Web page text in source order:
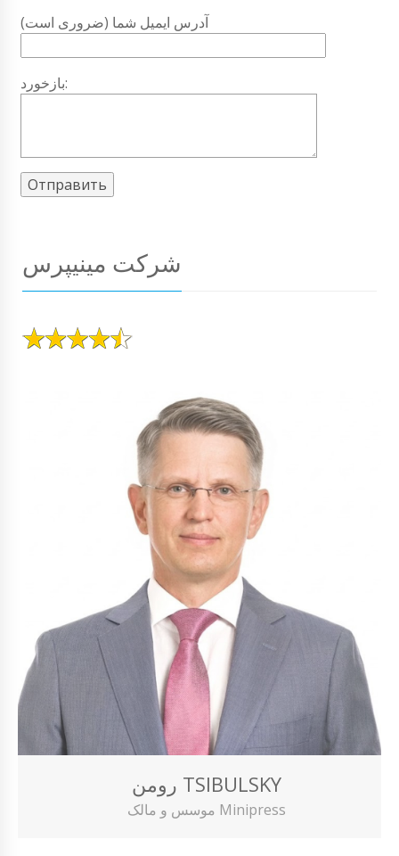
آدرس ایمیل شما (ضروری است)
بازخورد:
شرکت مینیپرس
رومن TSIBULSKY
موسس و مالک Minipress